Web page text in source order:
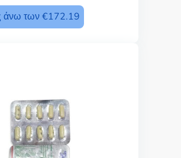
άνω των €172.19